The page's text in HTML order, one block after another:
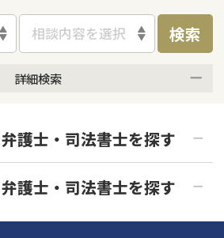
闇金
相談内容を選択 検索
詳細検索
土日祝の相談可能
弁護士・司法書士を探す
青森県
弁護士・司法書士を探す